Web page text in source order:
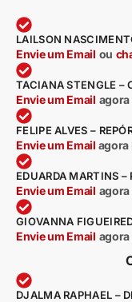
LAILSON
Envie um Email ou
TACIANA STENGLE –
Envie um Email agora
FELIPE ALVES –
Envie um Email agora
EDUARDA MARTINS –
Envie um Email agora
GIOVANNA
Envie um Email agora
DJALMA RAPHAEL –